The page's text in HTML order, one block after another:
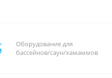
Оборудование для
бассейнов/саун/хамаммов